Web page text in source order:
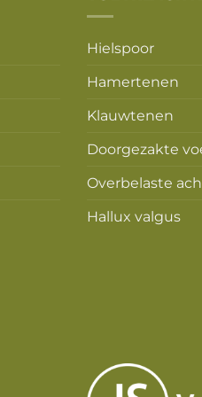
Hielspoor
Hamertenen
Klauwtenen
Doorgezakte
Overbelaste
Hallux valgus